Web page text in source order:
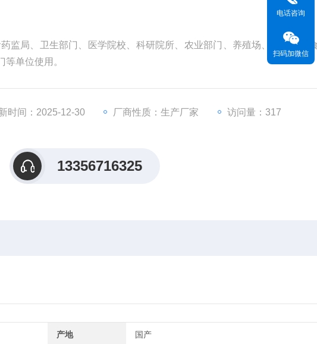
监局、卫生部门、医学院校、科研院所、农业部门、养殖场、屠宰场、
单位使用。
时间：2025-12-30 厂商性质：生产厂家 访问量：317
13356716325
产地 国产
电话咨询
扫码加微信